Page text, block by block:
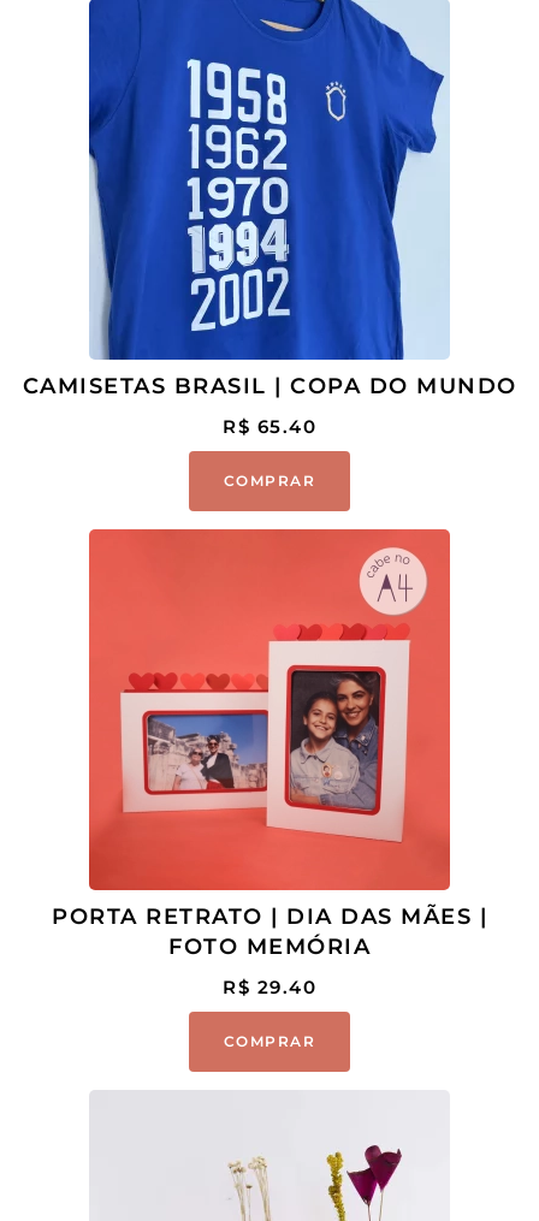
CAMISETAS BRASIL | COPA DO MUNDO
R$ 65.40
COMPRAR
PORTA RETRATO | DIA DAS MÃES |
FOTO MEMÓRIA
R$ 29.40
COMPRAR